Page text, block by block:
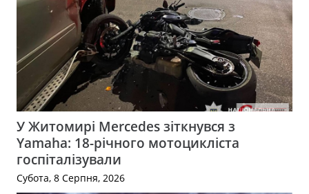
У Житомирі Mercedes зіткнувся з
Yamaha: 18-річного мотоцикліста
госпіталізували
Субота, 8 Серпня, 2026